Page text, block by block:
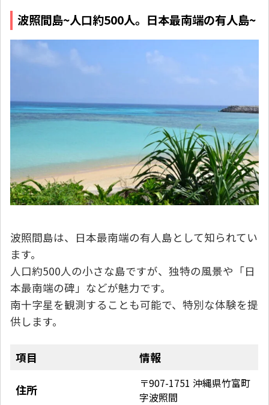
波照間島~人口約500人。日本最南端の有人島~
波照間島は、日本最南端の有人島として知られてい
ます。
人口約500人の小さな島ですが、独特の風景や「日
本最南端の碑」などが魅力です。
南十字星を観測することも可能で、特別な体験を提
供します。
項目 情報
住所
〒907-1751 沖縄県竹富町
字波照間